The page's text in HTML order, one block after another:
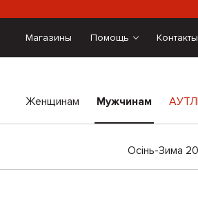
Магазины Помощь Контакты
Женщинам Мужчинам
Осінь-Зима